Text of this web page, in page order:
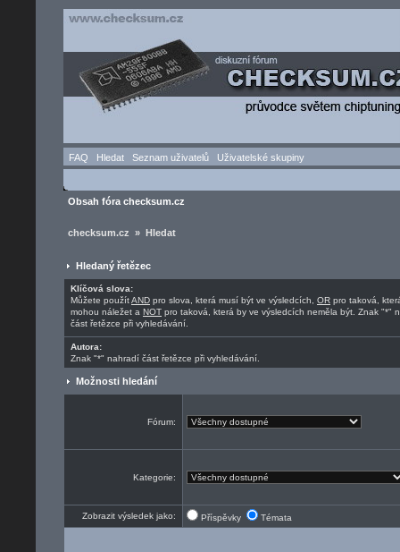
FAQ Hledat Seznam uživatelů Uživatelské skupiny
Obsah fóra checksum.cz
checksum.cz » Hledat
Hledaný řetězec
Klíčová slova:
Můžete použítAND pro slova, která musí být ve výsledcích, OR pro taková,
mohou náležet a NOT pro taková, která by ve výsledcích neměla být. Znak "*"
část řetězce při vyhledávání.
Autora:
Znak "*" nahradí část řetězce při vyhledávání.
Možnosti hledání
Fórum:
Kategorie:
Zobrazit výsledek jako: Příspěvky Témata